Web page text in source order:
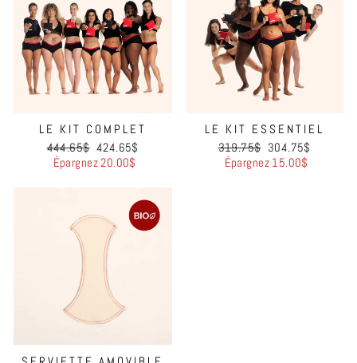
LE KIT COMPLET
Prix
régulier
444.65$ Prix
réduit
424.65$
Épargnez 20.00$
LE KIT ESSENTIEL
Prix
régulier
319.75$ Prix
réduit
304.75$
Épargnez 15.00$